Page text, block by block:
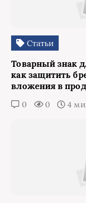
Статьи
Товарный знак
как защитить
вложения в
0 0 4